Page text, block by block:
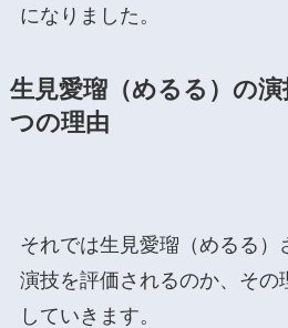
になりました。
生見愛瑠（めるる）の
つの理由
それでは生見愛瑠（めるる）
演技を評価されるのか、その
していきます。